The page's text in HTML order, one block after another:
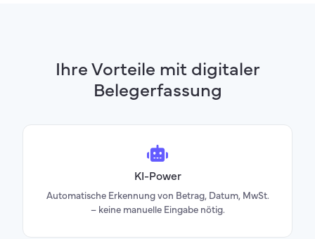
Ihre Vorteile mit digitaler
Belegerfassung
KI-Power
Automatische Erkennung von Betrag, Datum, MwSt.
– keine manuelle Eingabe nötig.